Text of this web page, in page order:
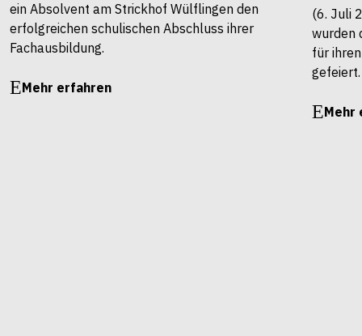
ein Absolvent am Strickhof Wülflingen den
erfolgreichen schulischen Abschluss ihrer
Fachausbildung.
Mehr erfahren
(6. Juli
wurden
für
gefeiert.
Mehr